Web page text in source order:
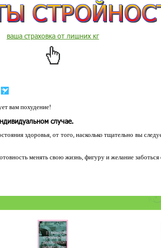
ваша страховка от лишних кг
вам похудение!
случае.
здоровья, от того, насколько тщательно вы
менять свою жизнь, фигуру и желание заботься